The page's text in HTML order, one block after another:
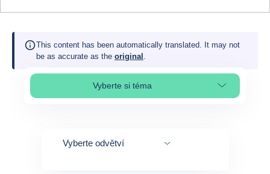
This content has been automatically translated. It may not
be as accurate as the original .
Vyberte si témaSelect page section
Vyberte odvětví